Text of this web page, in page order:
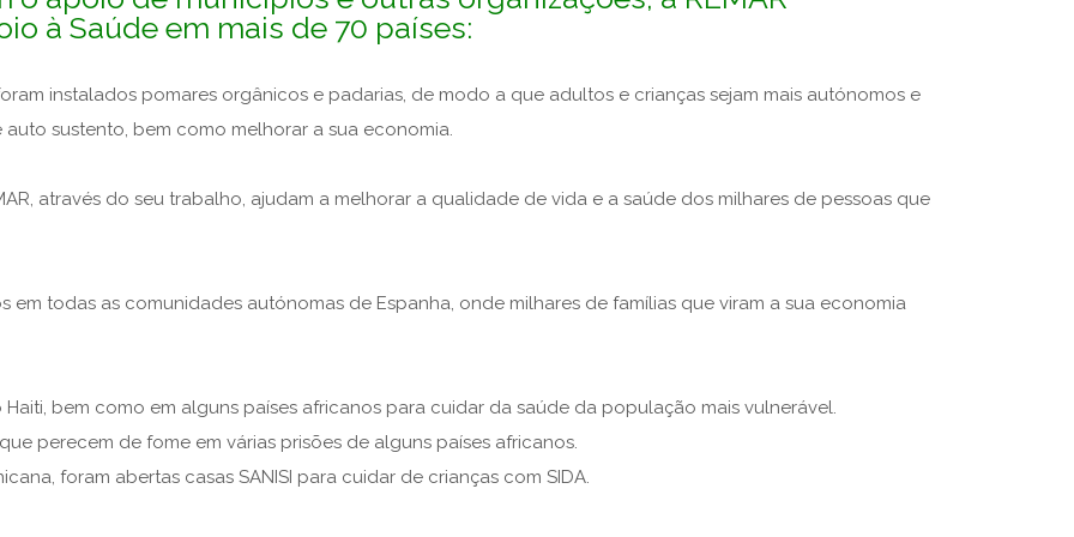
à Saúde em mais de 70 países:
instalados pomares orgânicos e padarias, de modo a que adultos e crianças sejam mais autónomos e
sustento, bem como melhorar a sua economia.
através do seu trabalho, ajudam a melhorar a qualidade de vida e a saúde dos milhares de pessoas que
em todas as comunidades autónomas de Espanha, onde milhares de famílias que viram a sua economia
bem como em alguns países africanos para cuidar da saúde da população mais vulnerável.
perecem de fome em várias prisões de alguns países africanos.
foram abertas casas SANISI para cuidar de crianças com SIDA.